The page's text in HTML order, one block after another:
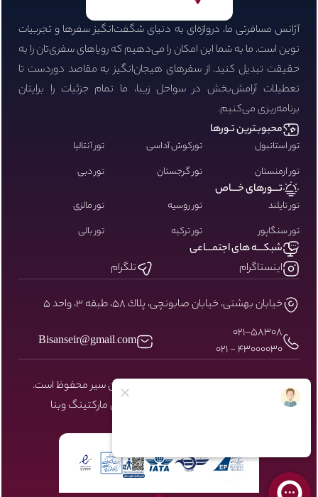
آژانس مسافرتی ما، دروازه‌ای به دنیای شگفت‌انگیز سفرها و تجربیات
نوین است. ما به شما این امکان را می‌دهیم که رویاهای سفری‌تان را به
حقیقت تبدیل کنید. از سفرهای هیجان‌انگیز به مقاصد دوردست تا
تعطیلات آرامش‌بخش در سواحل زیبا، ما تمام جزئیات را برایتان
برنامه‌ریزی می‌کنیم.
محبوبـترین تـورها
تور استانبول تورکوش آداسی
تور آنتالیا
تور ارمنستان
تور گرجستان تور دبی
تـــورهای خـــاص
تور تایلند تور روسیه
تور مالزی
تور سنگاپور
تور ترکیه تور بالی
شبکـــه های اجتمـــاعی
اینستاگرام
تلگرام
خيابان بهشتى، خيابان صابونچى، پلاك ٥٨، طبقه ٣، واحد ٥
۰۲۱-58308
43000030 - 021
Bisanseir@gmail.com
کلیه حقوق مادی و معنوی سایت نزد بیسان سیر محفوظ است.
طراحی و توسعه توسط شرکت دیجیتال مارکتینگوبنا